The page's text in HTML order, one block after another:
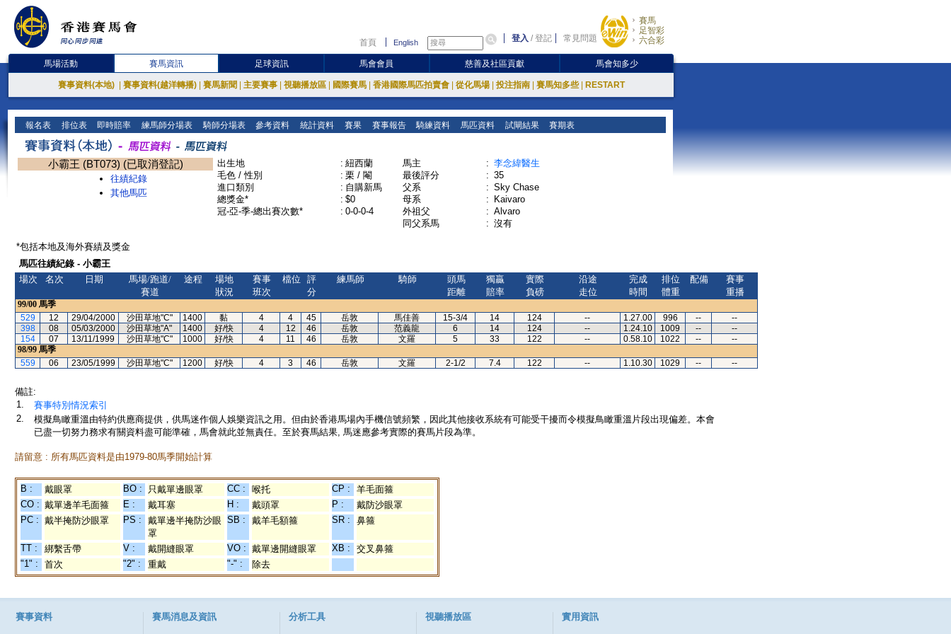
首頁 English 登入 /登記 常見問題
賽馬
足智彩
六合彩
馬場活動 賽馬資訊 足球資訊 馬會會員 慈善及社區貢獻 馬會知多少
賽事資料(本地) 賽事資料(越洋轉播) 賽馬新聞 主要賽事 視聽播放區 國際賽馬 香港國際馬匹拍賣會 從化馬場 投注指南 賽馬知多些 RESTART
報名表 排位表 即時賠率 練馬師分場表 騎師分場表 參考資料 統計資料 賽果 賽事報告 騎練資料 馬匹資料 試閘結果 賽期表
小霸王 (BT073) (已取消登記)
往績紀錄
其他馬匹
出生地 : 紐西蘭
毛色 / 性別
: 栗 / 閹
進口類別
: 自購新馬
總獎金*
: $0
冠-亞-季-總出賽次數*
: 0-0-0-4
馬主 : 李念緯醫生
最後評分
: 35
父系
: Sky Chase
母系
:
Kaivaro
外祖父
: Alvaro
同父系馬
: 沒有
*包括本地及海外賽績及獎金
馬匹往績紀錄 - 小霸王
場次
名次 日期
馬場/跑道/
賽道
途程
場地
狀況
賽事
班次
檔位
評
分
練馬師 騎師
頭馬
距離
獨贏
賠率
實際
負磅
沿途
走位
完成
時間
排位
體重
配備
賽事
重播
99/00 馬季
529
12 29/04/2000 沙田草地"C" 1400 黏 4 4 45 岳敦 馬佳善 15-3/4 14 124 -- 1.27.00 996 --
--
398
08 05/03/2000 沙田草地"A" 1400 好/快 4 12 46 岳敦 范義龍 6 14 124 -- 1.24.10 1009 --
--
154
07 13/11/1999 沙田草地"C" 1000 好/快 4 11 46 岳敦 文羅 5 33 122 -- 0.58.10 1022 --
--
98/99 馬季
559
06 23/05/1999 沙田草地"C" 1200 好/快 4 3 46 岳敦 文羅 2-1/2 7.4 122 -- 1.10.30 1029 -- --
備註:
1.
賽事特別情況索引
2.
模擬鳥瞰重溫由特約供應商提供，供馬迷作個人娛樂資訊之用。但由於香港馬場內手機信號頻繁，因此其他接收系統有可能受干擾而令模擬鳥瞰重溫片段出現偏差。本會
已盡一切努力務求有關資料盡可能準確，馬會就此並無責任。至於賽馬結果, 馬迷應參考實際的賽馬片段為準。
請留意 : 所有馬匹資料是由1979-80馬季開始計算
B : 戴眼罩 BO : 只戴單邊眼罩 CC : 喉托 CP :
羊毛面箍
CO : 戴單邊羊毛面箍 E : 戴耳塞 H : 戴頭罩 P :
戴防沙眼罩
PC : 戴半掩防沙眼罩 PS :
戴單邊半掩防沙眼
罩
SB : 戴羊毛額箍 SR : 鼻箍
TT : 綁繫舌帶 V : 戴開縫眼罩 VO : 戴單邊開縫眼罩 XB :
交叉鼻箍
"1" :
首次 "2" : 重戴 "-" : 除去
賽事資料 賽馬消息及資訊 分析工具 視聽播放區 實用資訊